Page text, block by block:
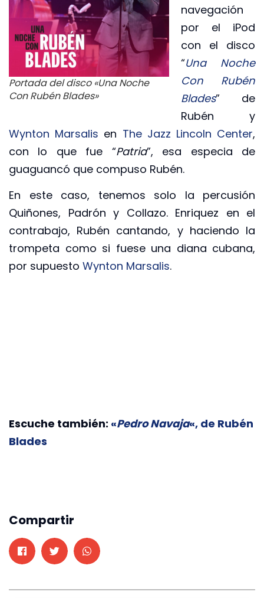
Portada del disco «Una Noche
Con Rubén Blades»
navegación
por el iPod
con el disco
“Una Noche
Con Rubén
Blades” de
Rubén y
Wynton Marsalis en The Jazz Lincoln Center,
con lo que fue “Patria”, esa especia de
guaguancó que compuso Rubén.
En este caso, tenemos solo la percusión
Quiñones, Padrón y Collazo. Enriquez en el
contrabajo, Rubén cantando, y haciendo la
trompeta como si fuese una diana cubana,
por supuesto Wynton Marsalis.
Escuche también: «Pedro Navaja«, de Rubén
Blades
Compartir